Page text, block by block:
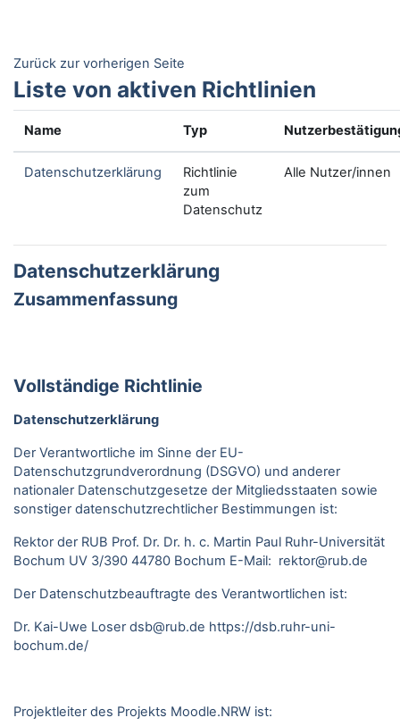
Zurück zur vorherigen Seite
Liste von aktiven Richtlinien
Name Typ
Datenschutzerklärung
Richtlinie
zum
Datenschutz
Alle Nutzer/innen
Datenschutzerklärung
Zusammenfassung
Vollständige Richtlinie
Datenschutzerklärung
Der Verantwortliche im Sinne der EU-
Datenschutzgrundverordnung (DSGVO) und anderer
nationaler Datenschutzgesetze der Mitgliedsstaaten sowie
sonstiger datenschutzrechtlicher Bestimmungen ist:
Rektor der RUB Prof. Dr. Dr. h. c. Martin Paul Ruhr-Universität
Bochum UV 3/390 44780 Bochum E-Mail: rektor@rub.de
Der Datenschutzbeauftragte des Verantwortlichen ist:
Dr. Kai-Uwe Loser dsb@rub.de https://dsb.ruhr-uni-
bochum.de/
Projektleiter des Projekts Moodle.NRW ist: